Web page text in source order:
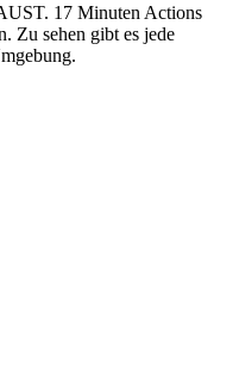
17 Minuten Actions
Zu sehen gibt es jede